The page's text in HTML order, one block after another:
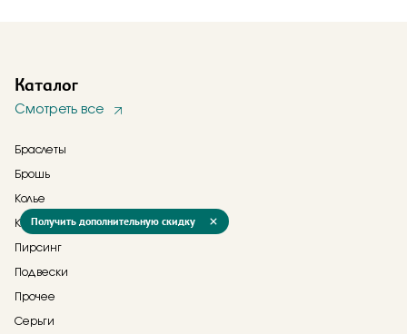
Каталог
Смотреть все
Браслеты
Брошь
Колье
Кольца
Пирсинг
Подвески
Прочее
Серьги
Получить дополнительную скидку